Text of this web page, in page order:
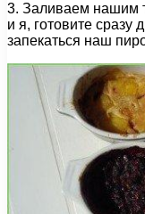
3. Заливаем нашим
и я, готовите сразу
запекаться наш